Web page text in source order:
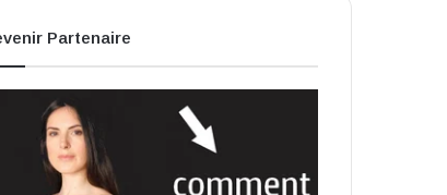
Partenaire